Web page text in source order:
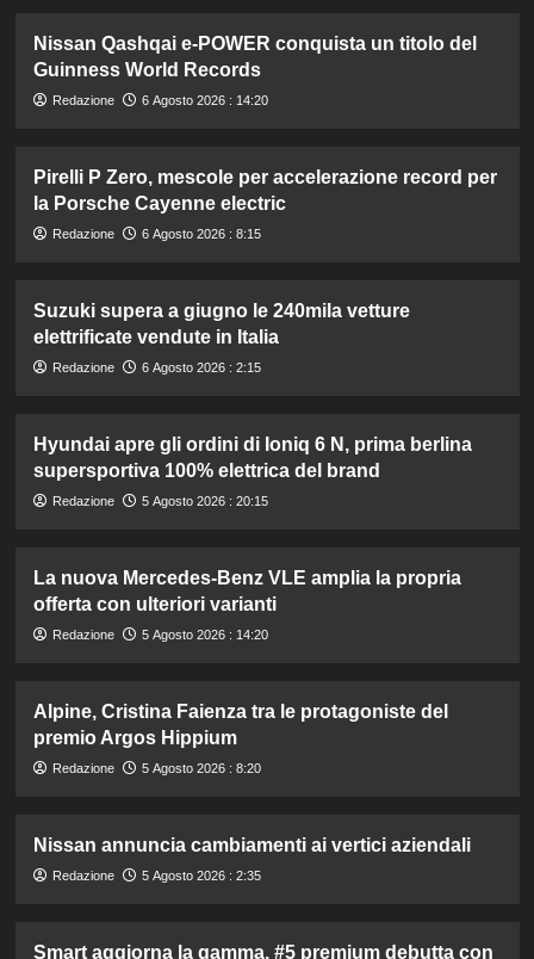
Nissan Qashqai e-POWER conquista un titolo del
Guinness World Records
Redazione 6 Agosto 2026 : 14:20
Pirelli P Zero, mescole per accelerazione record per
la Porsche Cayenne electric
Redazione 6 Agosto 2026 : 8:15
Suzuki supera a giugno le 240mila vetture
elettrificate vendute in Italia
Redazione 6 Agosto 2026 : 2:15
Hyundai apre gli ordini di Ioniq 6 N, prima berlina
supersportiva 100% elettrica del brand
Redazione 5 Agosto 2026 : 20:15
La nuova Mercedes-Benz VLE amplia la propria
offerta con ulteriori varianti
Redazione 5 Agosto 2026 : 14:20
Alpine, Cristina Faienza tra le protagoniste del
premio Argos Hippium
Redazione 5 Agosto 2026 : 8:20
Nissan annuncia cambiamenti ai vertici aziendali
Redazione 5 Agosto 2026 : 2:35
Smart aggiorna la gamma, #5 premium debutta con